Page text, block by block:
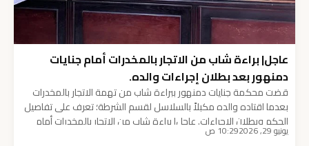
عاجل| براءة شاب من الاتجار بالمخدرات أمام جنايات
دمنهور بعد بطلان إجراءات والده.
قضت محكمة جنايات دمنهور ببراءة شاب من تهمة الاتجار بالمخدرات
بعدما اقتاده والده مكبلاً بالسلاسل لقسم الشرطة؛ تعرف على تفاصيل
الحكم وبطلان الإجراءات. عاجل| براءة شاب من الاتجار بالمخدرات أمام
جنايات دمنهور بعد بطلان إجراءات والده. أصدرت محكمة جنايات دمنهور
يونيو 29, 2026 10:29 ص